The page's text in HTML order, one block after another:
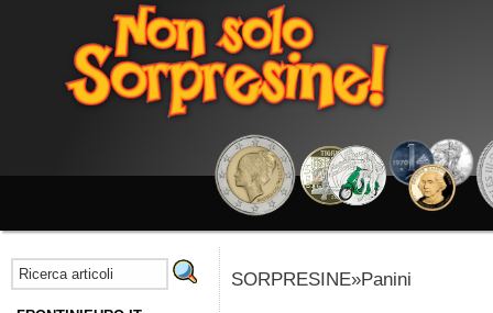
SORPRESINE»Panini